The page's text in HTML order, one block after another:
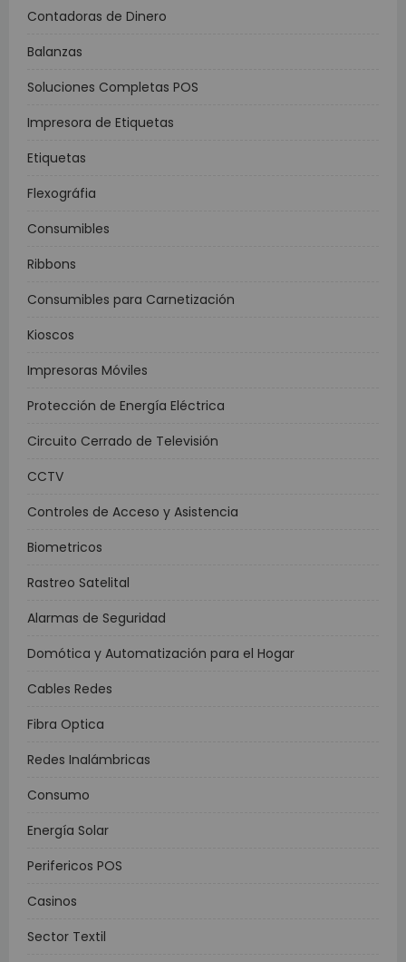
Contadoras de Dinero
Balanzas
Soluciones Completas POS
Impresora de Etiquetas
Etiquetas
Flexográfia
Consumibles
Ribbons
Consumibles para Carnetización
Kioscos
Impresoras Móviles
Protección de Energía Eléctrica
Circuito Cerrado de Televisión
CCTV
Controles de Acceso y Asistencia
Biometricos
Rastreo Satelital
Alarmas de Seguridad
Domótica y Automatización para el Hogar
Cables Redes
Fibra Optica
Redes Inalámbricas
Consumo
Energía Solar
Perifericos POS
Casinos
Sector Textil